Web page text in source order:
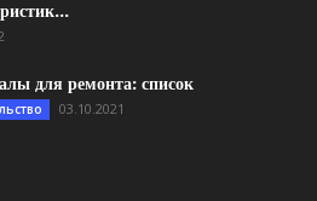
для ремонта: список
03.10.2021